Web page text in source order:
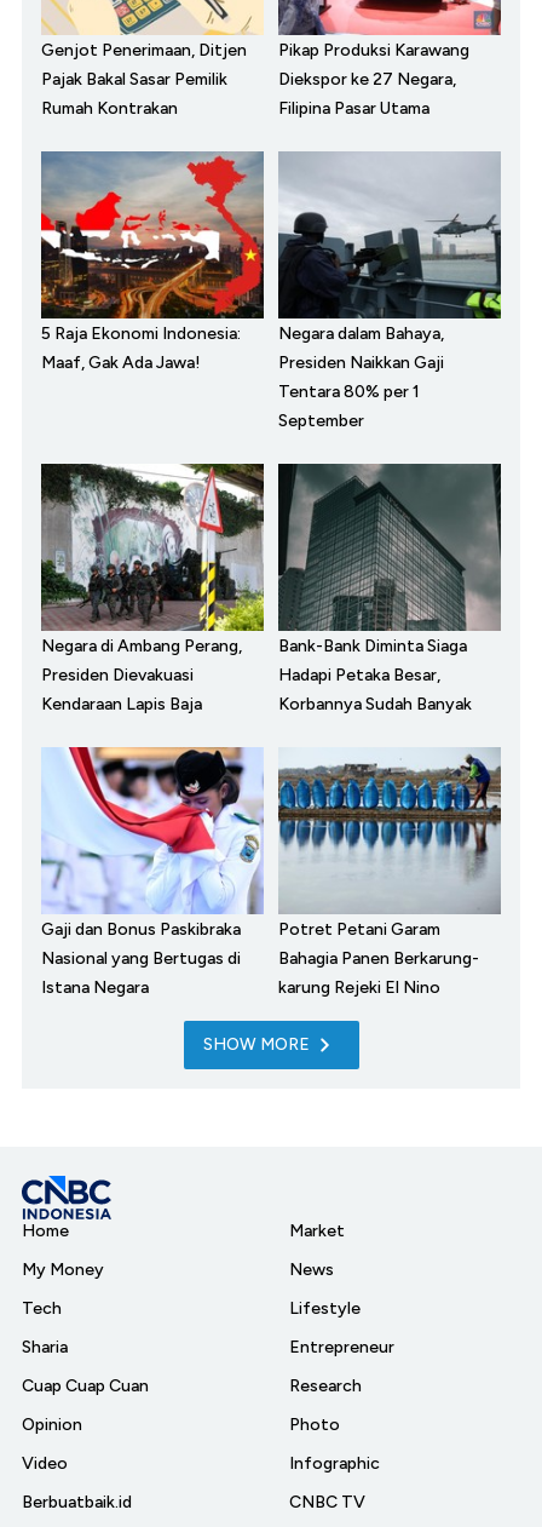
Genjot Penerimaan, Ditjen
Pajak Bakal Sasar Pemilik
Rumah Kontrakan
Pikap Produksi Karawang
Diekspor ke 27 Negara,
Filipina Pasar Utama
5 Raja Ekonomi Indonesia:
Maaf, Gak Ada Jawa!
Negara dalam Bahaya,
Presiden Naikkan Gaji
Tentara 80% per 1
September
Negara di Ambang Perang,
Presiden Dievakuasi
Kendaraan Lapis Baja
Bank-Bank Diminta Siaga
Hadapi Petaka Besar,
Korbannya Sudah Banyak
Gaji dan Bonus Paskibraka
Nasional yang Bertugas di
Istana Negara
Potret Petani Garam
Bahagia Panen Berkarung-
karung Rejeki El Nino
SHOW MORE
Home
My Money
Tech
Sharia
Cuap Cuap Cuan
Opinion
Video
Berbuatbaik.id
Market
News
Lifestyle
Entrepreneur
Research
Photo
Infographic
CNBC TV